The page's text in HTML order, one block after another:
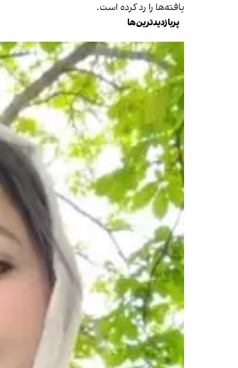
یافته‌ها را رد کرده است.
پربازدیدترین‌ها